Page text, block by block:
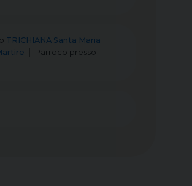
TRICHIANA Santa Maria
Parroco presso